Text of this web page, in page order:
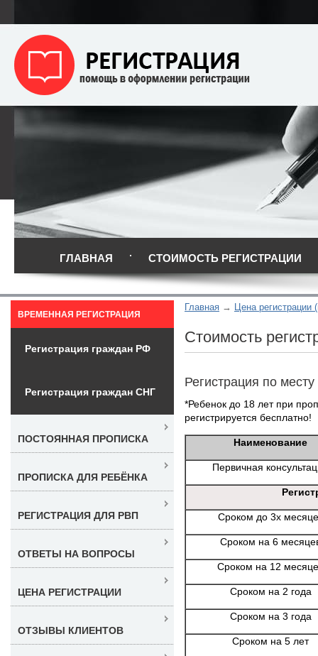
ГЛАВНАЯ СТОИМОСТЬ РЕГИСТРАЦИИ
Главная Цена регистрации
Стоимость
Регистрация по
*Ребенок до 18 лет при
регистрируется бесплатно!
Наименование
Первичная
Сроком до 3х
Сроком на 6
Сроком на 12
Сроком на 2 года
Сроком на 3 года
Сроком на 5 лет
ВРЕМЕННАЯ РЕГИСТРАЦИЯ
Регистрация граждан РФ
Регистрация граждан СНГ
ПОСТОЯННАЯ ПРОПИСКА
ПРОПИСКА ДЛЯ РЕБЁНКА
РЕГИСТРАЦИЯ ДЛЯ РВП
ОТВЕТЫ НА ВОПРОСЫ
ЦЕНА РЕГИСТРАЦИИ
ОТЗЫВЫ КЛИЕНТОВ